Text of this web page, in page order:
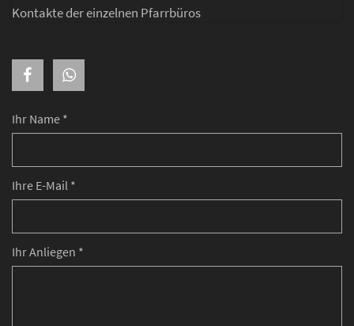
Ihr Name *
Ihre E-Mail *
Ihr Anliegen *
Kontakte der einzelnen Pfarrbüros